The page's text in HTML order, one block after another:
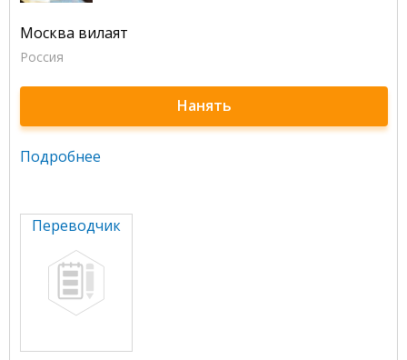
Москва вилаят
Россия
Нанять
Подробнее
Переводчик